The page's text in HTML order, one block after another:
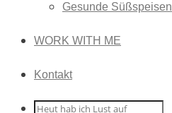
Gesunde Süßspeisen
WORK WITH ME
Kontakt